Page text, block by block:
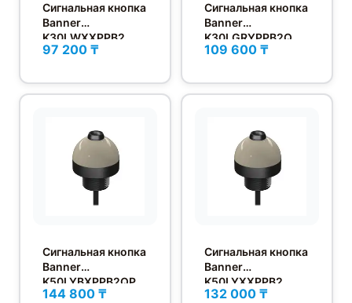
Сигнальная кнопка
Banner
K30LWXXPPB2
97 200 ₸
Сигнальная кнопка
Banner
K30LGRYPPB2Q
109 600 ₸
Сигнальная кнопка
Banner
K50LYBXPPB2QP
144 800 ₸
Сигнальная кнопка
Banner
K50LYXXPPB2
132 000 ₸